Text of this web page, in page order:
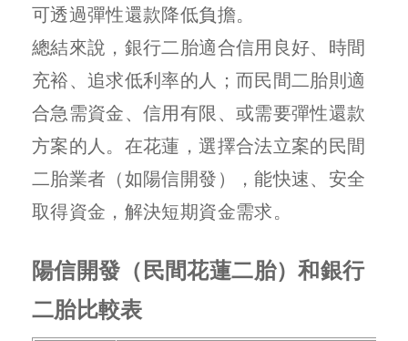
可透過彈性還款降低負擔。
總結來說，銀行二胎適合信用良好、時間
充裕、追求低利率的人；而民間二胎則適
合急需資金、信用有限、或需要彈性還款
方案的人。在花蓮，選擇合法立案的民間
二胎業者（如陽信開發），能快速、安全
取得資金，解決短期資金需求。
陽信開發（民間花蓮二胎）和銀行
二胎比較表